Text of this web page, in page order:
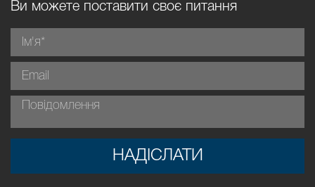
Ви можете поставити своє питання
НАДІСЛАТИ